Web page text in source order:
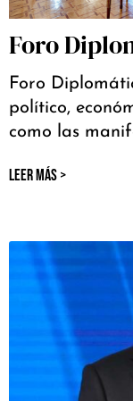
Foro
Foro
político,
como las
LEER MÁS >